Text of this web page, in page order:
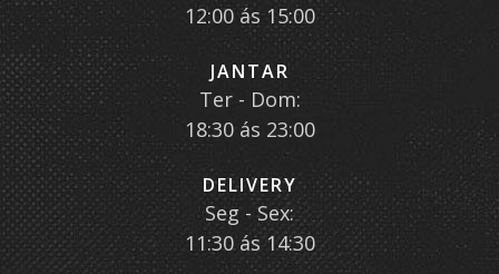
12:00 ás 15:00
JANTAR
Ter - Dom:
18:30 ás 23:00
DELIVERY
Seg - Sex:
11:30 ás 14:30